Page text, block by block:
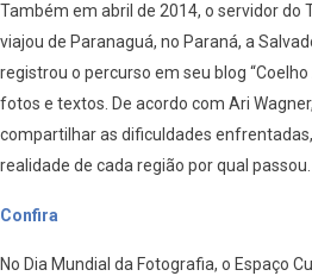
Também em abril de 2014, o servidor do
viajou de Paranaguá, no Paraná, a
registrou o percurso em seu blog
fotos e textos. De acordo com Ari
compartilhar as dificuldades
realidade de cada região por qual passou.
Confira
No Dia Mundial da Fotografia, o Espaço